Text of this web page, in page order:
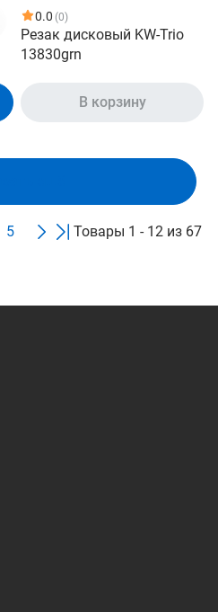
0.0 (0)
Резак дисковый KW-Trio
13830grn
В корзину
5 Товары 1 - 12 из 67